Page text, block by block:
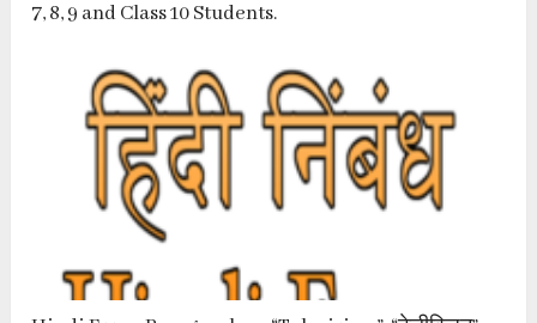
7, 8, 9 and Class 10 Students.